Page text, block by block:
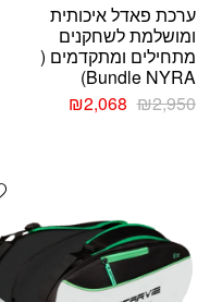
ערכת פאדל איכותית
ומושלמת לשחקנים
מתחילים ומתקדמים (
Bundle NYRA)
₪2,950
המחיר₪2,068